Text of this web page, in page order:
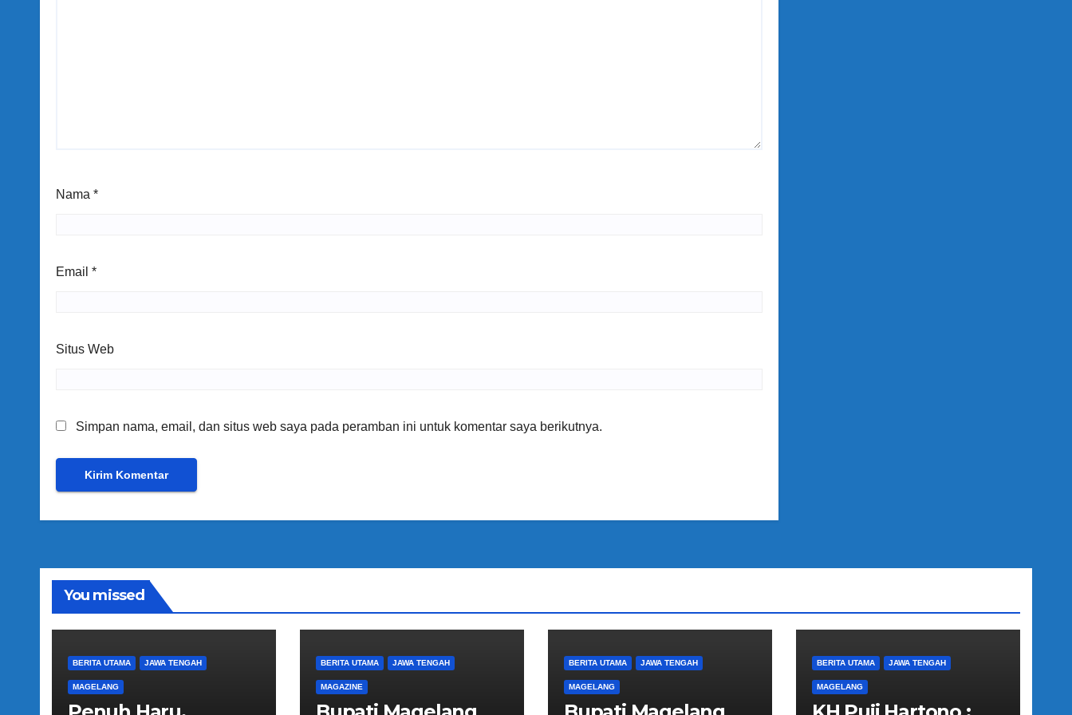
Nama *
Email *
Situs Web
Simpan nama, email, dan situs web saya pada peramban ini untuk komentar saya berikutnya.
You missed
BERITA UTAMA JAWA TENGAH
MAGELANG
BERITA UTAMA JAWA TENGAH
MAGAZINE
BERITA UTAMA JAWA TENGAH
MAGELANG
BERITA UTAMA JAWA TENGAH
MAGELANG